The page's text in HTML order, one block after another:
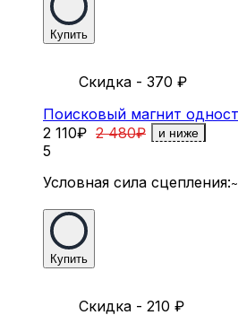
Купить
Скидка - 370 ₽
Поисковый магнит
2 110₽ 2 480₽ и ниже
5
Условная сила сцепления:
Купить
Скидка - 210 ₽